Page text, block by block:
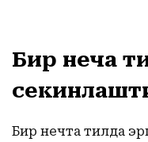
Бир неча
Бир нечта тилда